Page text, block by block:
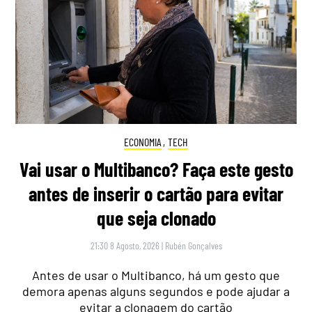
ECONOMIA , TECH
Vai usar o Multibanco? Faça este gesto
antes de inserir o cartão para evitar
que seja clonado
21:30 8 Agosto, 2026 | Rubén Gonçalves
Antes de usar o Multibanco, há um gesto que
demora apenas alguns segundos e pode ajudar a
evitar a clonagem do cartão